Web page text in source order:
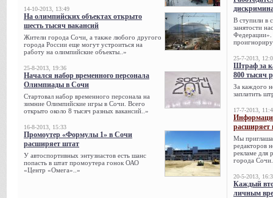
14-10-2013, 13:49
На олимпийских объектах открыто
шесть тысяч вакансий
Жители города Сочи, а также любого другого
города России еще могут устроиться на
работу на олимпийские объекты..»
25-8-2013, 19:36
Начался набор временного персонала
Олимпиады в Сочи
Стартовал набор временного персонала на
зимние Олимпийские игры в Сочи. Всего
открыто около 8 тысяч разных вакансий..»
16-8-2013, 15:33
Промоутер «Формулы 1» в Сочи
расширяет штат
У автоспортивных энтузиастов есть шанс
попасть в штат промоутера гонок ОАО
«Центр «Омега»..»
В ступили в
занятости
Федерации».
25-7-2013,
Штраф за
800 тысяч
За каждого
заплатить
17-7-2013,
расширяет
Мы
редакторов
рекламе для
города
20-5-2013,
Каждый
личным